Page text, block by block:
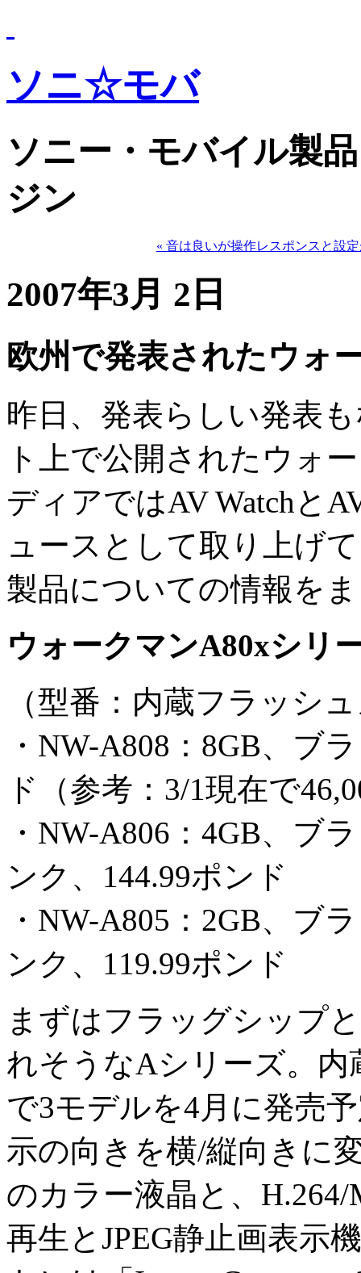
ソニ☆モバ
ソニー・モバイル製
ジン
« 音は良いが操作レスポンスと設
2007年3月 2日
欧州で発表されたウォ
昨日、発表らしい発表
ト上で公開されたウォ
ディアではAV Watchと
ュースとして取り上げ
製品についての情報を
ウォークマンA80xシリ
（型番：内蔵フラッシ
・NW-A808：8GB、ブ
ド（参考：3/1現在で
・NW-A806：4GB、ブ
ンク、144.99ポンド
・NW-A805：2GB、ブ
ンク、119.99ポンド
まずはフラッグシップ
れそうなAシリーズ。内
で3モデルを4月に発売
示の向きを横/縦向きに
のカラー液晶と、H.264/
再生とJPEG静止画表示